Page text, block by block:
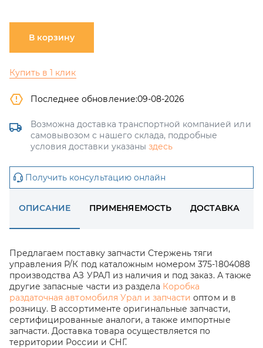
В корзину
Купить в 1 клик
Последнее обновление:09-08-2026
Возможна доставка транспортной компанией или
самовывозом с нашего склада, подробные
условия доставки указаны здесь
Получить консультацию онлайн
ОПИСАНИЕ ПРИМЕНЯЕМОСТЬ ДОСТАВКА
Предлагаем поставку запчасти Стержень тяги
управления Р/К под каталожным номером 375-1804088
производства АЗ УРАЛ из наличия и под заказ. А также
другие запасные части из раздела Коробка
раздаточная автомобиля Урал и запчасти оптом и в
розницу. В ассортименте оригинальные запчасти,
сертифицированные аналоги, а также импортные
запчасти. Доставка товара осуществляется по
территории России и СНГ.